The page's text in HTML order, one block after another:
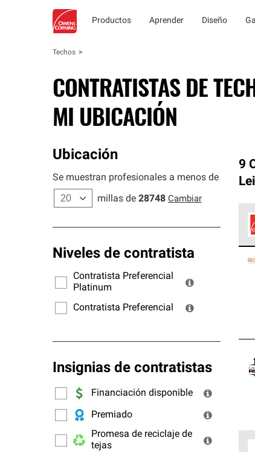
Productos Aprender Diseño
Techos
CONTRATISTAS DE
MI UBICACIÓN
Ubicación
Se muestran profesionales a menos de
millas de 28748 Cambiar
Niveles de contratista
Contratista Preferencial
Platinum
Contratista Preferencial
Insignias de contratistas
Financiación disponible
Premiado
Promesa de reciclaje de
tejas
9